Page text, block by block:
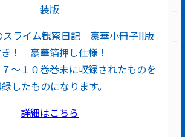
装版
スライム観察日記 豪華小冊子II版
！ 豪華箔押し仕様！
～１０巻巻末に収録されたものを
したものになります。
詳細はこちら